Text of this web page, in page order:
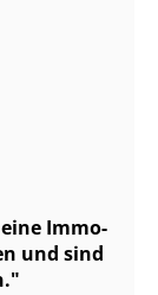
eine Im­mo­
und sind